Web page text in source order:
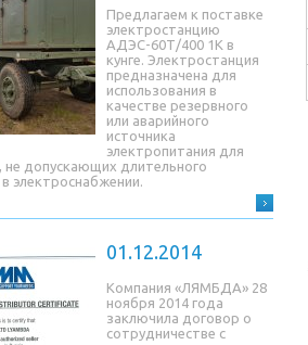
Предлагаем к поставке
электростанцию
АДЭС-60Т/400 1К в
кунге. Электростанция
предназначена для
использования в
качестве резервного
или аварийного
источника
электропитания для
не допускающих длительного
электроснабжении.
01.12.2014
Компания «ЛЯМБДА» 28
ноября 2014 года
заключила договор о
сотрудничестве с